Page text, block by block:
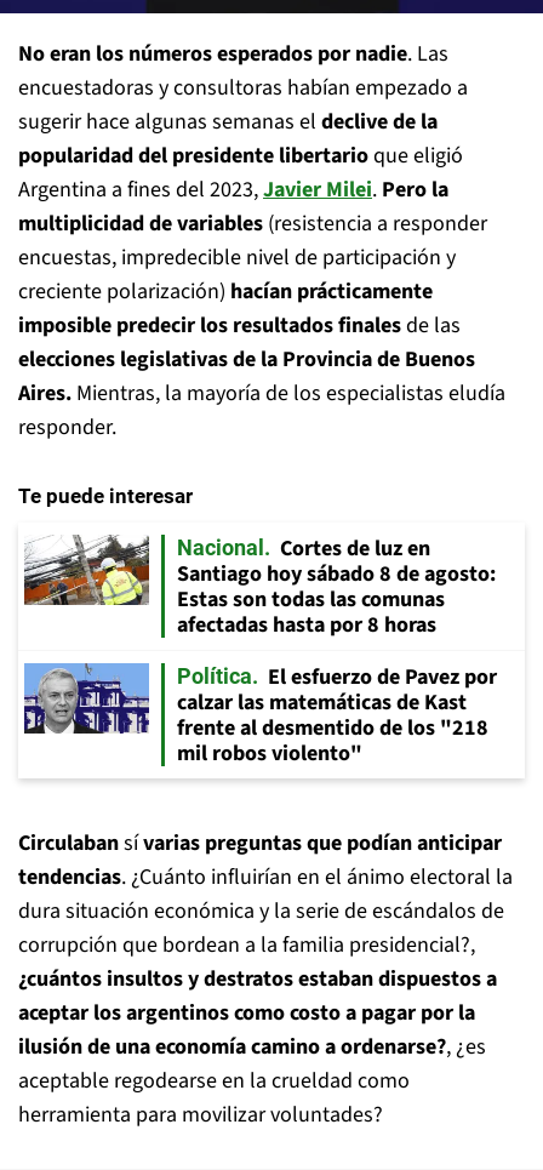
No eran los números esperados por nadie. Las
encuestadoras y consultoras habían empezado a
sugerir hace algunas semanas el declive de la
popularidad del presidente libertarioque eligió
Argentina a fines del 2023,Javier Milei. Pero la
multiplicidad de variables (resistencia a responder
encuestas, impredecible nivel de participación y
creciente polarización) hacían prácticamente
imposible predecir los resultados finalesde las
elecciones legislativas de la Provincia de Buenos
Aires. Mientras, la mayoría de los especialistas eludía
responder.
Te puede interesar
Nacional
Cortes de luz en
Santiago hoy sábado 8 de agosto:
Estas son todas las comunas
afectadas hasta por 8 horas
Política
El esfuerzo de Pavez por
calzar las matemáticas de Kast
frente al desmentido de los "218
mil robos violento"
Circulabansívarias preguntas que podían anticipar
tendencias. ¿Cuánto influirían en el ánimo electoral la
dura situación económica y la serie de escándalos de
corrupción que bordean a la familia presidencial?,
¿cuántos insultos y destratos estaban dispuestos a
aceptar los argentinos como costo a pagar por la
ilusión de una economía camino a ordenarse?, ¿es
aceptable regodearse en la crueldad como
herramienta para movilizar voluntades?